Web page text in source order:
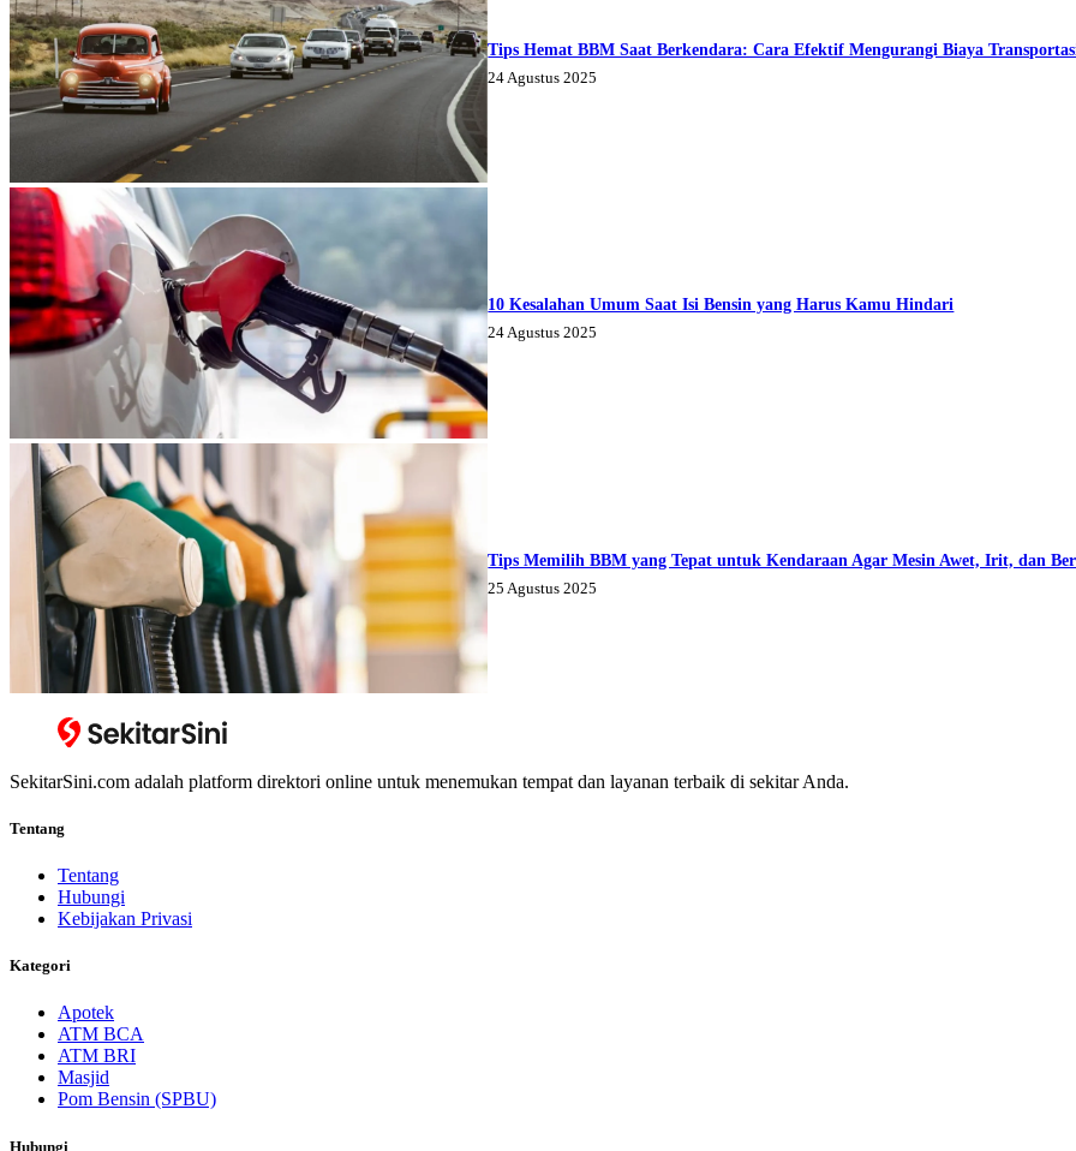
Tips Hemat BBM Saat Berkendara: Cara Efektif Mengurangi Biaya
24 Agustus 2025
10 Kesalahan Umum Saat Isi Bensin yang Harus Kamu Hindari
24 Agustus 2025
Tips Memilih BBM yang Tepat untuk Kendaraan Agar Mesin Awet, Irit, dan
25 Agustus 2025
SekitarSini.com adalah platform direktori online untuk menemukan tempat dan layanan terbaik di sekitar Anda.
Tentang
Tentang
Hubungi
Kebijakan Privasi
Kategori
Apotek
ATM BCA
ATM BRI
Masjid
Pom Bensin (SPBU)
Hubungi